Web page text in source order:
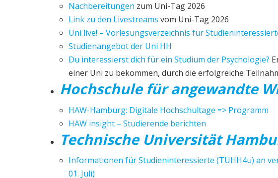
Nachbereitungen zum Uni-Tag 2026
Link zu den Livestreams vom Uni-Tag 2026
Uni live! – Vorlesungsverzeichnis für
Studienangebot der Uni HH
Du interessierst dich für ein Studium der Psychologie?
einer Uni zu bekommen, durch die erfolgreiche
Hochschule für angewandte
HAW-Hamburg: Digitale Hochschultage => Programm
HAW insight – Studierende berichten
Technische Universität
Informationen für Studieninteressierte (TUHH4u) an
01. Juli)